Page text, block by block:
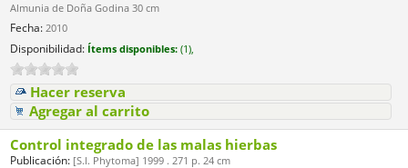
Almunia de Doña Godina 30 cm
Fecha: 2010
Disponibilidad: Ítems disponibles: (1),
Hacer reserva
Agregar al carrito
Control integrado de las malas hierbas
Publicación: [S.l. Phytoma] 1999 . 271 p. 24 cm